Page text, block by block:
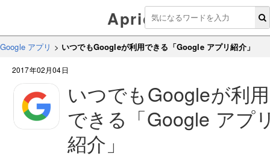
Aprico
Google アプリ > いつでもGoogleが利用できる「Google アプリ紹介」
2017年02月04日
いつでもGoogleが利用
できる「Google アプ
紹介」